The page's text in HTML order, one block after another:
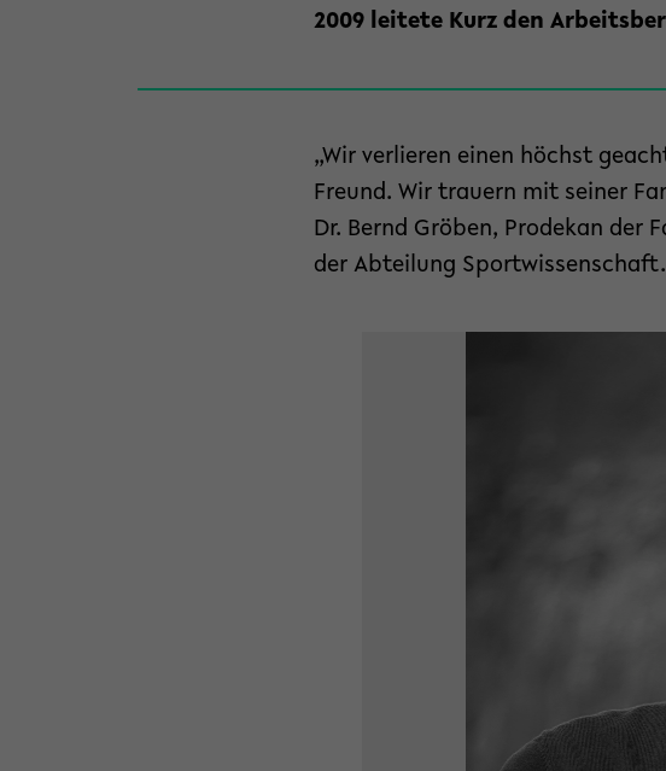
2009 leitete Kurz den
„Wir verlieren einen höchst
Freund. Wir trauern mit seiner
Dr. Bernd Gröben, Prodekan der
der Abteilung Sportwissenschaft.